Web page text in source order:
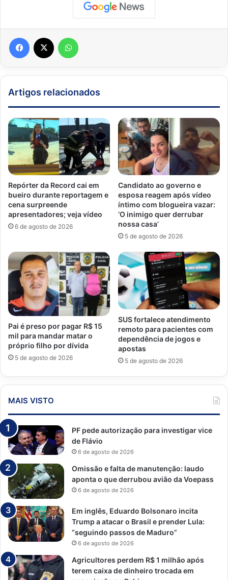
Artigos relacionados
Repórter da Record cai em
bueiro durante reportagem e
cena surpreende
apresentadores; veja vídeo
6 de agosto de 2026
Candidato ao governo e
esposa reagem após vídeo
íntimo com blogueira vazar:
‘O inimigo quer derrubar
nossa casa’
5 de agosto de 2026
Pai é preso por pagar R$ 15
mil para mandar matar o
próprio filho por dívida
5 de agosto de 2026
SUS fortalece atendimento
remoto para pacientes com
dependência de jogos e
apostas
5 de agosto de 2026
MAIS VISTO
PF pede autorização para investigar vice
de Flávio
6 de agosto de 2026
Omissão e falta de manutenção: laudo
aponta o que derrubou avião da Voepass
6 de agosto de 2026
Em inglês, Eduardo Bolsonaro incita
Trump a atacar o Brasil e prender Lula:
“seguindo passos de Maduro”
6 de agosto de 2026
Agricultores perdem R$ 1 milhão após
terem caixa de dinheiro trocada em